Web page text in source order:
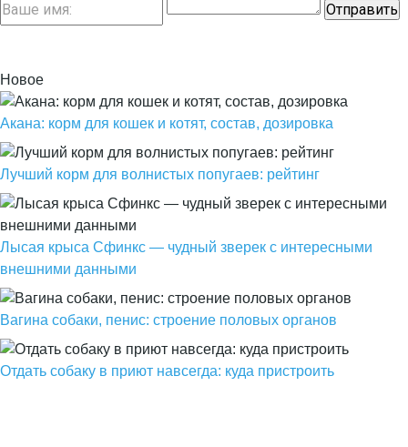
Новое
Акана: корм для кошек и котят, состав, дозировка
Лучший корм для волнистых попугаев: рейтинг
Лысая крыса Сфинкс — чудный зверек с интересными
внешними данными
Вагина собаки, пенис: строение половых органов
Отдать собаку в приют навсегда: куда пристроить